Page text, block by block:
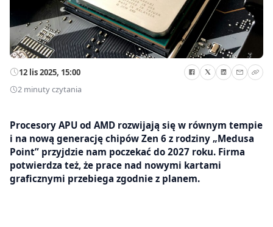
12 lis 2025, 15:00
2 minuty czytania
Procesory APU od AMD rozwijają się w równym tempie
i na nową generację chipów Zen 6 z rodziny „Medusa
Point” przyjdzie nam poczekać do 2027 roku. Firma
potwierdza też, że prace nad nowymi kartami
graficznymi przebiega zgodnie z planem.